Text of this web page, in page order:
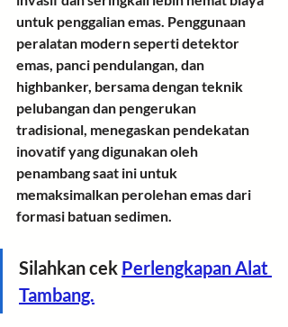
untuk penggalian emas. Penggunaan
peralatan modern seperti detektor
emas, panci pendulangan, dan
highbanker, bersama dengan teknik
pelubangan dan pengerukan
tradisional, menegaskan pendekatan
inovatif yang digunakan oleh
penambang saat ini untuk
memaksimalkan perolehan emas dari
formasi batuan sedimen.
Silahkan cek Perlengkapan Alat
Tambang.